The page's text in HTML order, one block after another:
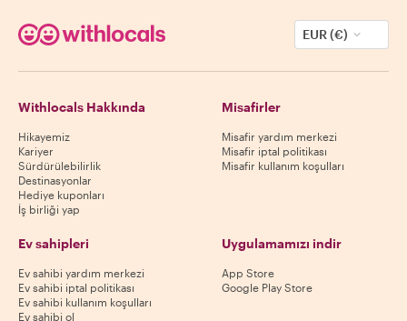
EUR (€)
Withlocals Hakkında
Hikayemiz
Kariyer
Sürdürülebilirlik
Destinasyonlar
Hediye kuponları
İş birliği yap
Misafirler
Misafir yardım merkezi
Misafir iptal politikası
Misafir kullanım koşulları
Ev sahipleri
Ev sahibi yardım merkezi
Ev sahibi iptal politikası
Ev sahibi kullanım koşulları
Ev sahibi ol
Uygulamamızı indir
App Store
Google Play Store